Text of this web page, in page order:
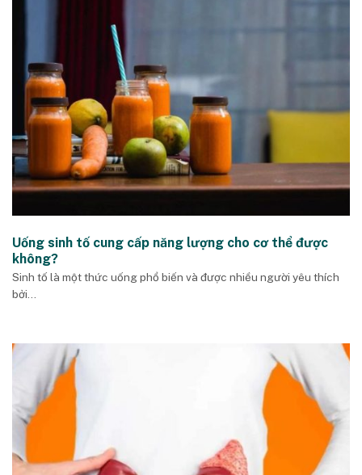
Uống sinh tố cung cấp năng lượng cho cơ thể được
không?
Sinh tố là một thức uống phổ biến và được nhiều người yêu thích
bởi...